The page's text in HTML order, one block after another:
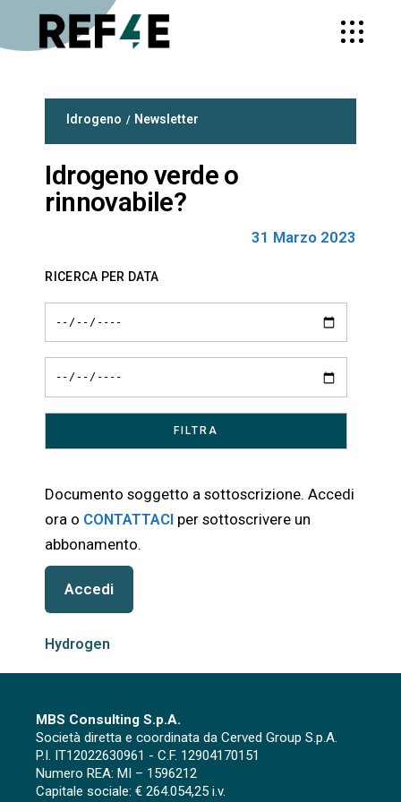
Idrogeno Newsletter
Idrogeno verde o
rinnovabile?
31 Marzo 2023
RICERCA PER DATA
Documento soggetto a sottoscrizione. Accedi
ora o CONTATTACI per sottoscrivere un
abbonamento.
Accedi
Hydrogen
MBS Consulting S.p.A.
Società diretta e coordinata da Cerved Group S.p.A.
P.I. IT12022630961 - C.F. 12904170151
Numero REA: MI – 1596212
Capitale sociale: € 264.054,25 i.v.